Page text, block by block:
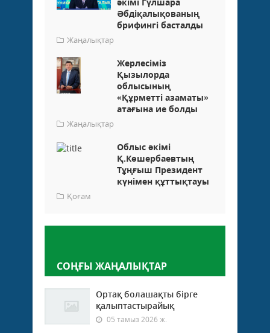
Әбдіқалықованың
брифингі басталды
Жаңалықтар
Жерлесіміз
Қызылорда
облысының
«Құрметті азаматы»
атағына ие болды
Жаңалықтар
Облыс әкімі
Қ.Көшербаевтың
Тұңғыш Президент
күнімен құттықтауы
Қоғам
СОҢҒЫ ЖАҢАЛЫҚТАР
Ортақ болашақты бірге
қалыптастырайық
05 тамыз 2026 ж.